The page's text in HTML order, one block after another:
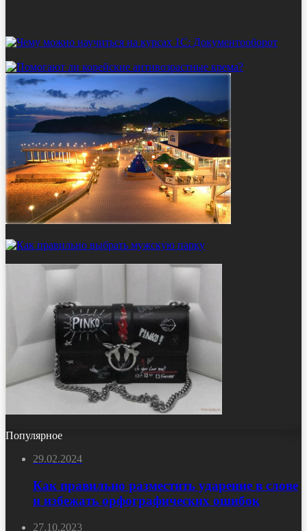
Популярное
29.02.2024
Как правильно разместить ударение в слове
и избежать орфографических ошибок
27.10.2023